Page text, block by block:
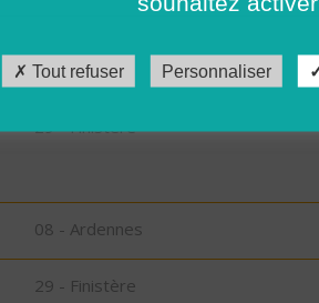
29 - Finistère
29 - Finistère
08 - Ardennes
29 - Finistère
Tout refuser Personnaliser